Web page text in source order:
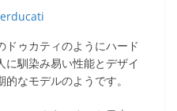
ドゥカティのようにハード
に馴染み易い性能とデザイ
なモデルのようです。